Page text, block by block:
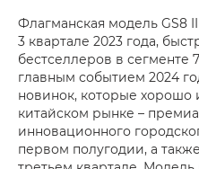
Флагманская модель GS8
3 квартале 2023 года,
бестселлеров в сегменте
главным событием 2024
новинок, которые хорошо
китайском рынке –
инновационного
первом полугодии, а